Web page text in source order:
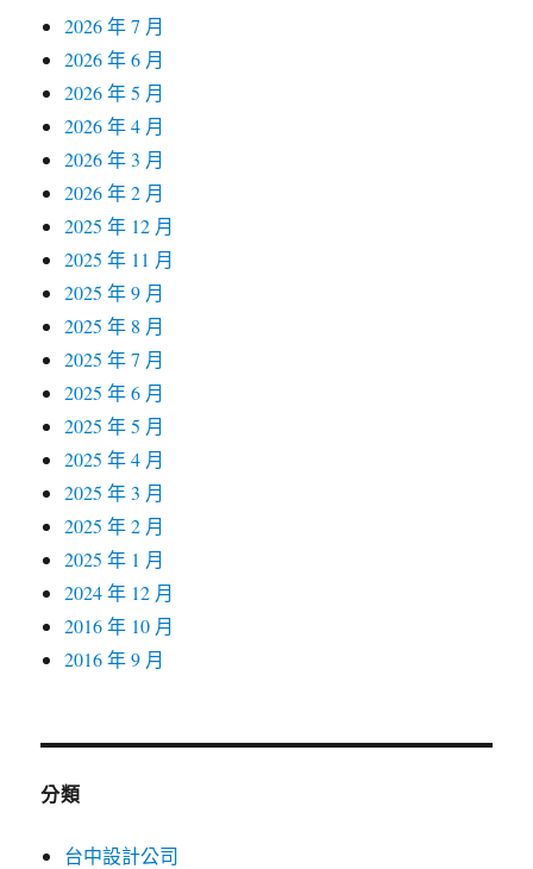
2026 年 7 月
2026 年 6 月
2026 年 5 月
2026 年 4 月
2026 年 3 月
2026 年 2 月
2025 年 12 月
2025 年 11 月
2025 年 9 月
2025 年 8 月
2025 年 7 月
2025 年 6 月
2025 年 5 月
2025 年 4 月
2025 年 3 月
2025 年 2 月
2025 年 1 月
2024 年 12 月
2016 年 10 月
2016 年 9 月
分類
台中設計公司